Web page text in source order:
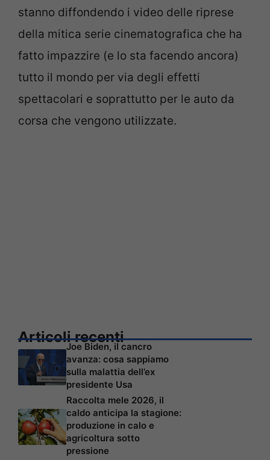
stanno diffondendo i video delle riprese
della mitica serie cinematografica che ha
fatto impazzire (e lo sta facendo ancora)
tutto il mondo per via degli effetti
spettacolari e soprattutto per le auto da
corsa che vengono utilizzate.
Articoli recenti
Joe Biden, il cancro
avanza: cosa sappiamo
sulla malattia dell’ex
presidente Usa
Raccolta mele 2026, il
caldo anticipa la stagione:
produzione in calo e
agricoltura sotto
pressione